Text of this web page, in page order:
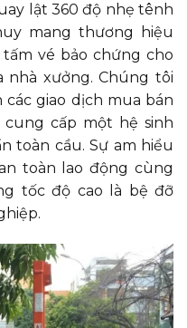
lật 360 độ nhẹ tênh
mang thương hiệu
vé bảo chứng cho
xưởng. Chúng tôi
giao dịch mua bán
cấp một hệ sinh
toàn cầu. Sự am hiểu
toàn lao động cùng
tốc độ cao là bệ đỡ